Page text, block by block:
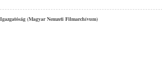
(Magyar Nemzeti Filmarchívum)